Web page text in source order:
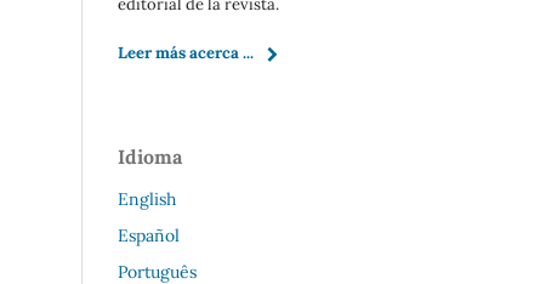
editorial de la revista.
Leer más acerca ...
Idioma
English
Español
Português